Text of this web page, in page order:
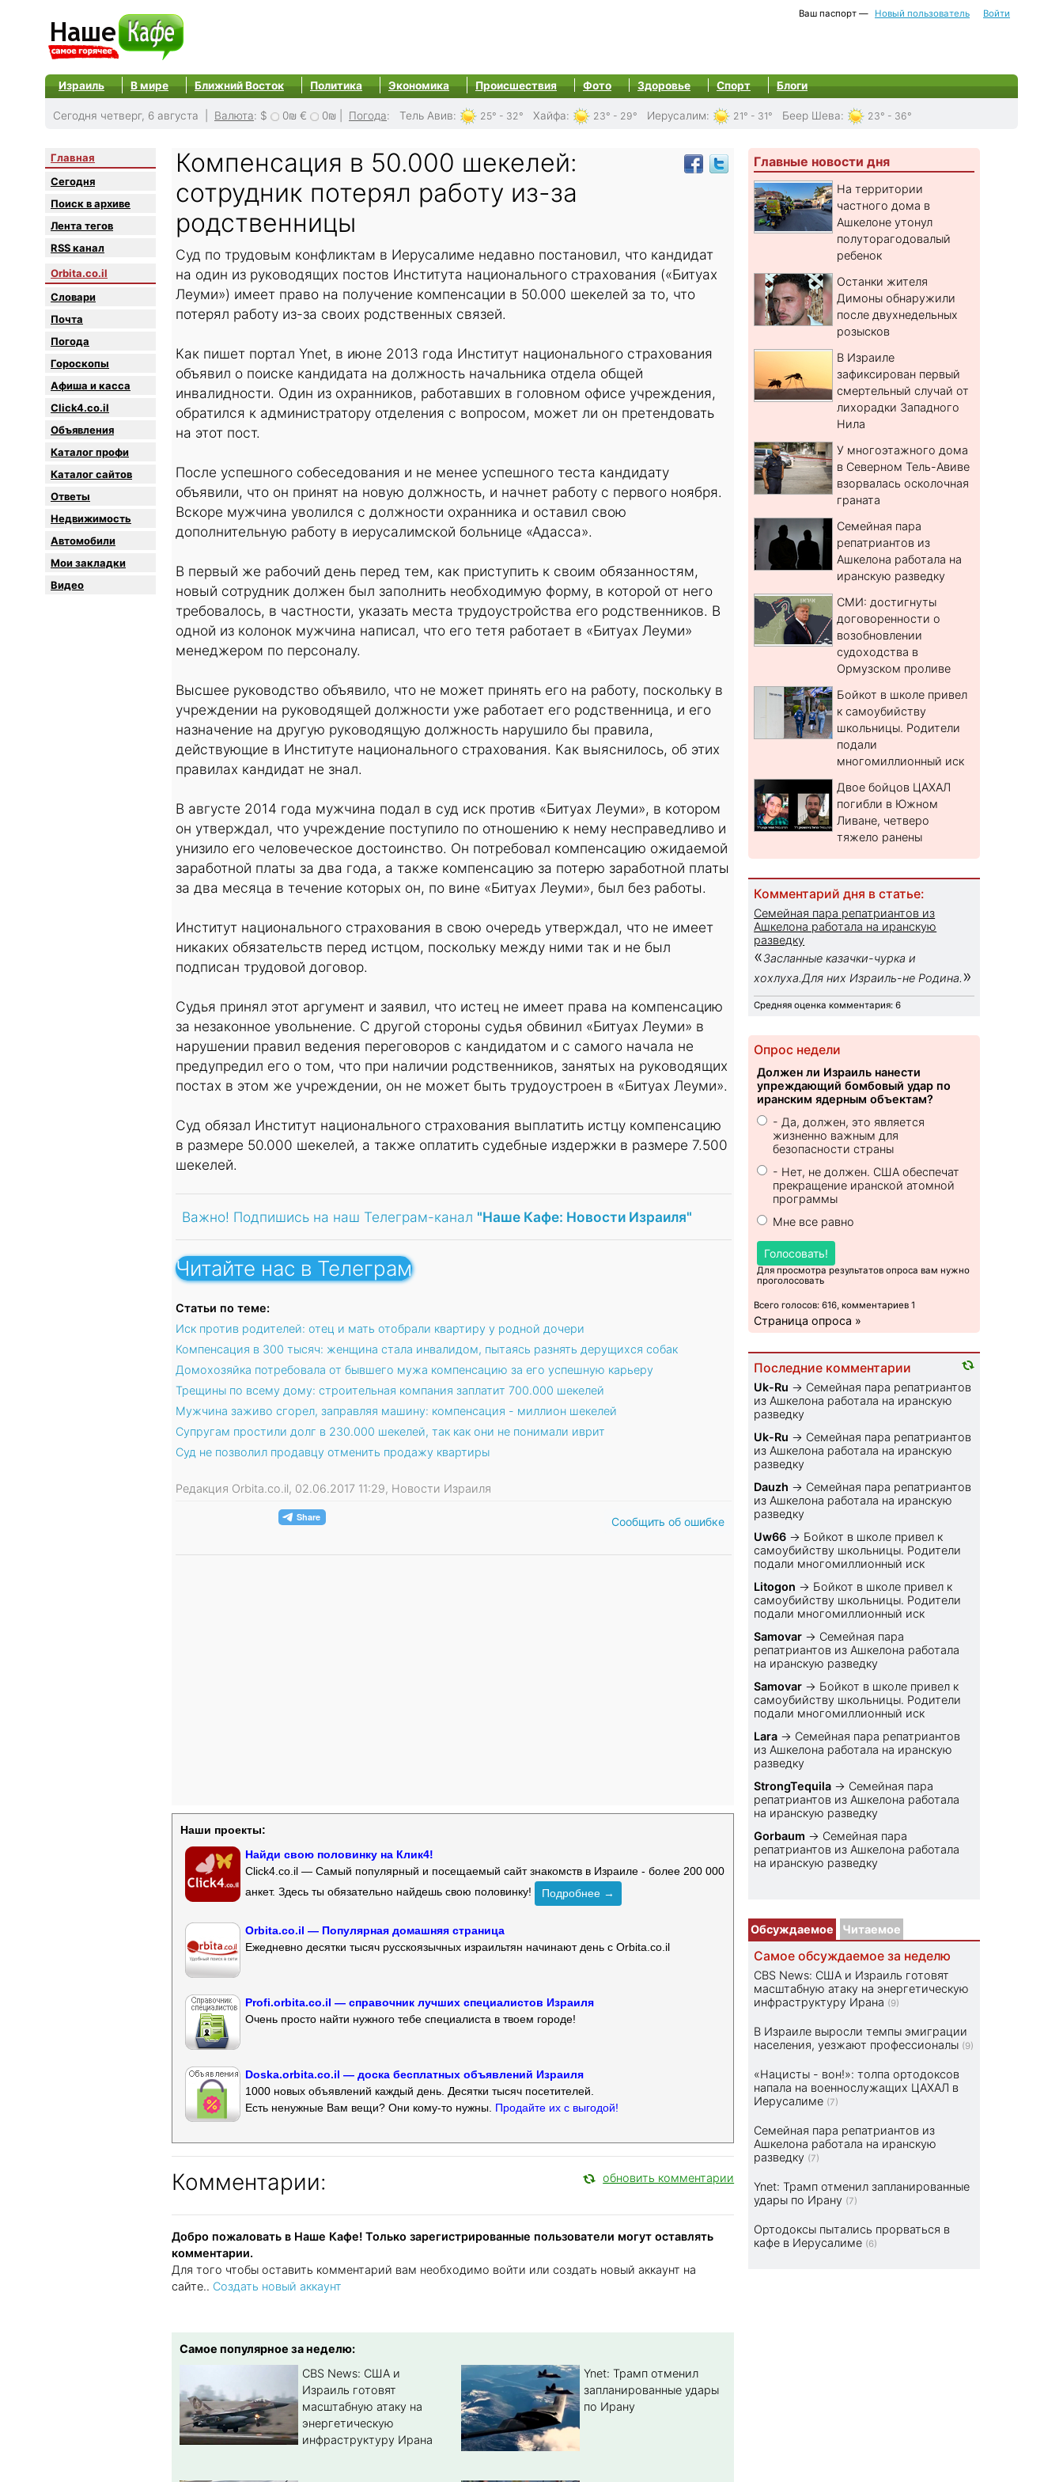
Ваш паспорт — Новый пользователь Войти
Израиль В мире Ближний Восток Политика Экономика Происшествия Фото Здоровье Спорт Блоги
Сегодня четверг, 6 августа | Валюта: $ 0₪ € 0₪ Погода: Тель Авив: 25° - 32° Хайфа: 23° - 29° Иерусалим: 21° - 31° Беер Шева: 23° - 36°
Главная
Сегодня
Поиск в архиве
Лента тегов
RSS канал
Orbita.co.il
Словари
Почта
Погода
Гороскопы
Афиша и касса
Click4.co.il
Объявления
Каталог профи
Каталог сайтов
Oтветы
Недвижимость
Автомобили
Мои закладки
Видео
Компенсация в 50.000 шекелей:
сотрудник потерял работу из-за
родственницы
Суд по трудовым конфликтам в Иерусалиме недавно постановил, что кандидат
на один из руководящих постов Института национального страхования («Битуах
Леуми») имеет право на получение компенсации в 50.000 шекелей за то, что
потерял работу из-за своих родственных связей.
Как пишет портал Ynet, в июне 2013 года Институт национального страхования
объявил о поиске кандидата на должность начальника отдела общей
инвалидности. Один из охранников, работавших в головном офисе учреждения,
обратился к администратору отделения с вопросом, может ли он претендовать
на этот пост.
После успешного собеседования и не менее успешного теста кандидату
объявили, что он принят на новую должность, и начнет работу с первого ноября.
Вскоре мужчина уволился с должности охранника и оставил свою
дополнительную работу в иерусалимской больнице «Адасса».
В первый же рабочий день перед тем, как приступить к своим обязанностям,
новый сотрудник должен был заполнить необходимую форму, в которой от него
требовалось, в частности, указать места трудоустройства его родственников. В
одной из колонок мужчина написал, что его тетя работает в «Битуах Леуми»
менеджером по персоналу.
Высшее руководство объявило, что не может принять его на работу, поскольку в
учреждении на руководящей должности уже работает его родственница, и его
назначение на другую руководящую должность нарушило бы правила,
действующие в Институте национального страхования. Как выяснилось, об этих
правилах кандидат не знал.
В августе 2014 года мужчина подал в суд иск против «Битуах Леуми», в котором
он утверждал, что учреждение поступило по отношению к нему несправедливо и
унизило его человеческое достоинство. Он потребовал компенсацию ожидаемой
заработной платы за два года, а также компенсацию за потерю заработной платы
за два месяца в течение которых он, по вине «Битуах Леуми», был без работы.
Институт национального страхования в свою очередь утверждал, что не имеет
никаких обязательств перед истцом, поскольку между ними так и не был
подписан трудовой договор.
Судья принял этот аргумент и заявил, что истец не имеет права на компенсацию
за незаконное увольнение. С другой стороны судья обвинил «Битуах Леуми» в
нарушении правил ведения переговоров с кандидатом и с самого начала не
предупредил его о том, что при наличии родственников, занятых на руководящих
постах в этом же учреждении, он не может быть трудоустроен в «Битуах Леуми».
Суд обязал Институт национального страхования выплатить истцу компенсацию
в размере 50.000 шекелей, а также оплатить судебные издержки в размере 7.500
шекелей.
Важно! Подпишись на наш Телеграм-канал "Наше Кафе: Новости Израиля"
Читайте нас в Телеграм
Статьи по теме:
Иск против родителей: отец и мать отобрали квартиру у родной дочери
Компенсация в 300 тысяч: женщина стала инвалидом, пытаясь разнять дерущихся собак
Домохозяйка потребовала от бывшего мужа компенсацию за его успешную карьеру
Трещины по всему дому: строительная компания заплатит 700.000 шекелей
Мужчина заживо сгорел, заправляя машину: компенсация - миллион шекелей
Супругам простили долг в 230.000 шекелей, так как они не понимали иврит
Суд не позволил продавцу отменить продажу квартиры
Редакция Orbita.co.il, 02.06.2017 11:29, Новости Израиля
Сообщить об ошибке
Наши проекты:
Найди свою половинку на Клик4!
Click4.co.il — Самый популярный и посещаемый сайт знакомств в Израиле - более 200 000
анкет. Здесь ты обязательно найдешь свою половинку!
Подробнее →
Orbita.co.il — Популярная домашняя страница
Ежедневно десятки тысяч русскоязычных израильтян начинают день с Orbita.co.il
Profi.orbita.co.il — справочник лучших специалистов Израиля
Очень просто найти нужного тебе специалиста в твоем городе!
Doska.orbita.co.il — доска бесплатных объявлений Израиля
1000 новых объявлений каждый день. Десятки тысяч посетителей.
Есть ненужные Вам вещи? Они кому-то нужны. Продайте их с выгодой!
Комментарии: обновить комментарии
Добро пожаловать в Наше Кафе! Только зарегистрированные пользователи могут оставлять
комментарии.
Для того чтобы оставить комментарий вам необходимо войти или создать новый аккаунт на
сайте.. Создать новый аккаунт
Самое популярное за неделю:
CBS News: США и
Израиль готовят
масштабную атаку на
энергетическую
инфраструктуру Ирана
Ynet: Трамп отменил
запланированные удары
по Ирану
Главные новости дня
На территории
частного дома в
Ашкелоне утонул
полуторагодовалый
ребенок
Останки жителя
Димоны обнаружили
после двухнедельных
розысков
В Израиле
зафиксирован первый
смертельный случай от
лихорадки Западного
Нила
У многоэтажного дома
в Северном Тель-Авиве
взорвалась осколочная
граната
Семейная пара
репатриантов из
Ашкелона работала на
иранскую разведку
СМИ: достигнуты
договоренности о
возобновлении
судоходства в
Ормузском проливе
Бойкот в школе привел
к самоубийству
школьницы. Родители
подали
многомиллионный иск
Двое бойцов ЦАХАЛ
погибли в Южном
Ливане, четверо
тяжело ранены
Комментарий дня в статье:
Семейная пара репатриантов из
Ашкелона работала на иранскую
разведку
«Засланные казачки-чурка и
хохлуха.Для них Израиль-не Родина. »
Средняя оценка комментария: 6
Опрос недели
Должен ли Израиль нанести
упреждающий бомбовый удар по
иранским ядерным объектам?
- Да, должен, это является
жизненно важным для
безопасности страны
- Нет, не должен. США обеспечат
прекращение иранской атомной
программы
Мне все равно
Голосовать!
Для просмотра результатов опроса вам нужно
проголосовать
Всего голосов: 616, комментариев 1
Страница опроса »
Последние комментарии
Uk-Ru → Семейная пара репатриантов
из Ашкелона работала на иранскую
разведку
Uk-Ru → Семейная пара репатриантов
из Ашкелона работала на иранскую
разведку
Dauzh → Семейная пара репатриантов
из Ашкелона работала на иранскую
разведку
Uw66 → Бойкот в школе привел к
самоубийству школьницы. Родители
подали многомиллионный иск
Litogon → Бойкот в школе привел к
самоубийству школьницы. Родители
подали многомиллионный иск
Samovar → Семейная пара
репатриантов из Ашкелона работала
на иранскую разведку
Samovar → Бойкот в школе привел к
самоубийству школьницы. Родители
подали многомиллионный иск
Lara → Семейная пара репатриантов
из Ашкелона работала на иранскую
разведку
StrongTequila → Семейная пара
репатриантов из Ашкелона работала
на иранскую разведку
Gorbaum → Семейная пара
репатриантов из Ашкелона работала
на иранскую разведку
Обсуждаемое Читаемое
Самое обсуждаемое за неделю
CBS News: США и Израиль готовят
масштабную атаку на энергетическую
инфраструктуру Ирана (9)
В Израиле выросли темпы эмиграции
населения, уезжают профессионалы (9)
«Нацисты - вон!»: толпа ортодоксов
напала на военнослужащих ЦАХАЛ в
Иерусалиме (7)
Семейная пара репатриантов из
Ашкелона работала на иранскую
разведку (7)
Ynet: Трамп отменил запланированные
удары по Ирану (7)
Ортодоксы пытались прорваться в
кафе в Иерусалиме (6)